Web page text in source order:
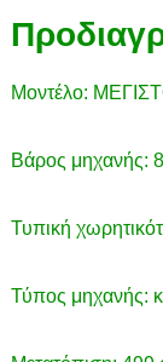
Μοντέλο:
Βάρος μηχανής:
Τυπική
Τύπος μηχανής: